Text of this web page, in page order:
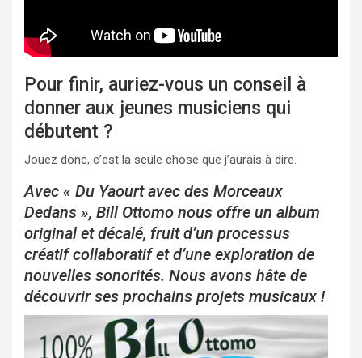
Pour finir, auriez-vous un conseil à
donner aux jeunes musiciens qui
débutent ?
Jouez donc, c’est la seule chose que j’aurais à dire.
Avec « Du Yaourt avec des Morceaux
Dedans », Bill Ottomo nous offre un album
original et décalé, fruit d’un processus
créatif collaboratif et d’une exploration de
nouvelles sonorités. Nous avons hâte de
découvrir ses prochains projets musicaux !